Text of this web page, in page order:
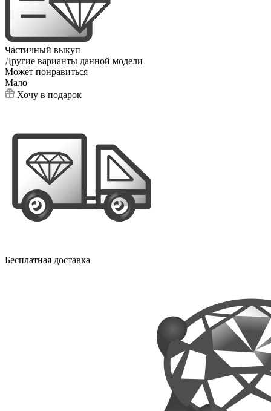
Частичный выкуп
Другие варианты данной модели
Может понравиться
Мало
Хочу в подарок
Бесплатная доставка